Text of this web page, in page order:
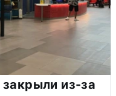
из-за